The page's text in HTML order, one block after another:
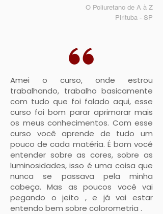
O Poliuretano de A à Z
Pirituba - SP
Amei o curso, onde estrou
trabalhando, trabalho basicamente
com tudo que foi falado aqui, esse
curso foi bom parar aprimorar mais
os meus conhecimentos. Com esse
curso você aprende de tudo um
pouco de cada matéria. É bom você
entender sobre as cores, sobre as
luminosidades, isso é uma coisa que
nunca se passava pela minha
cabeça. Mas as poucos você vai
pegando o jeito , e já vai estar
entendo bem sobre colorometria .